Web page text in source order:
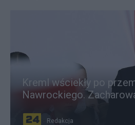
Kreml wściekły po
Nawrockiego.
Redakcja